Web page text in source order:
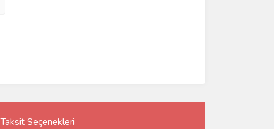
Taksit Seçenekleri